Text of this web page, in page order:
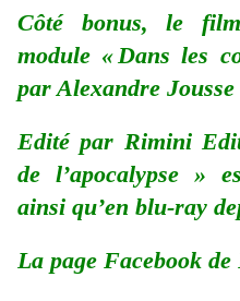
Côté bonus, le
module « Dans les
par Alexandre
Edité par Rimini
de l’apocalypse »
ainsi qu’en blu-ray
La page Facebook